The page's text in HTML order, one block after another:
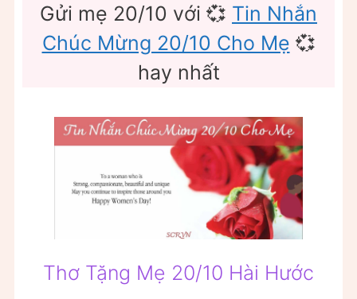
Gửi mẹ 20/10 với 💞 Tin Nhắn
Chúc Mừng 20/10 Cho Mẹ 💞
hay nhất
Thơ Tặng Mẹ 20/10 Hài Hước